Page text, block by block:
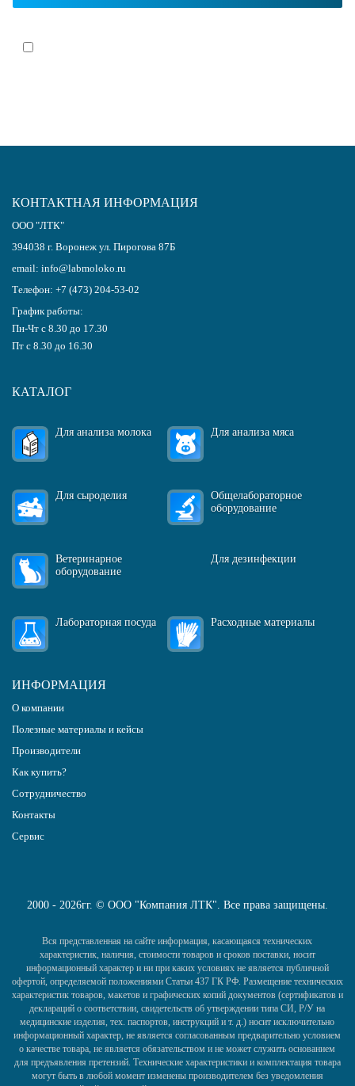
КОНТАКТНАЯ ИНФОРМАЦИЯ
ООО "ЛТК"
394038 г. Воронеж ул. Пирогова 87Б
email: info@labmoloko.ru
Телефон: +7 (473) 204-53-02
График работы:
Пн-Чт с 8.30 до 17.30
Пт с 8.30 до 16.30
КАТАЛОГ
Для анализа молока Для анализа мяса
Для сыроделия
Общелабораторное
оборудование
Ветеринарное
оборудование
Для дезинфекции
Лабораторная посуда Расходные материалы
ИНФОРМАЦИЯ
О компании
Полезные материалы и кейсы
Производители
Как купить?
Сотрудничество
Контакты
Сервис
2000 - 2026гг. © ООО "Компания ЛТК". Все права защищены.
Вся представленная на сайте информация, касающаяся технических
характеристик, наличия, стоимости товаров и сроков поставки, носит
информационный характер и ни при каких условиях не является публичной
офертой, определяемой положениями Статьи 437 ГК РФ. Размещение технических
характеристик товаров, макетов и графических копий документов (сертификатов и
деклараций о соответствии, свидетельств об утверждении типа СИ, Р/У на
медицинские изделия, тех. паспортов, инструкций и т. д.) носит исключительно
информационный характер, не является согласованным предварительно условием
о качестве товара, не является обязательством и не может служить основанием
для предъявления претензий. Технические характеристики и комплектация товара
могут быть в любой момент изменены производителем без уведомления